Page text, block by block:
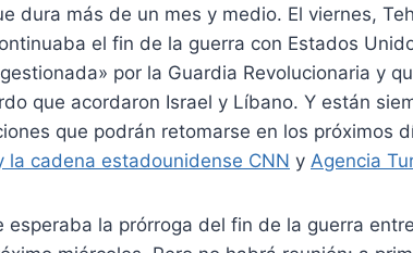
dura más de un mes y medio. El viernes,
el fin de la guerra con Estados
por la Guardia Revolucionaria y
que acordaron Israel y Líbano. Y están
que podrán retomarse en los próximos
la cadena estadounidense CNN y Agencia
esperaba la prórroga del fin de la guerra